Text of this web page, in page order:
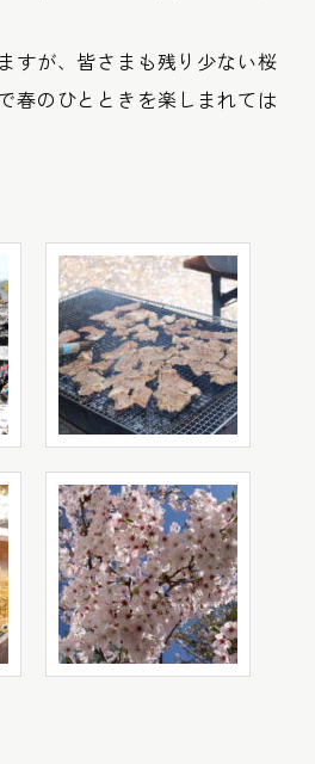
すが、皆さまも残り少ない桜
春のひとときを楽しまれては